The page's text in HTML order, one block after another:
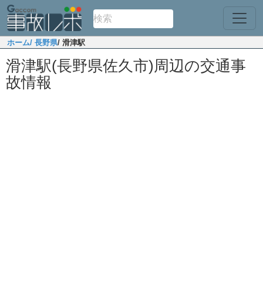
ホーム/ 長野県/ 滑津駅
滑津駅(長野県佐久市)周辺の交通事
故情報